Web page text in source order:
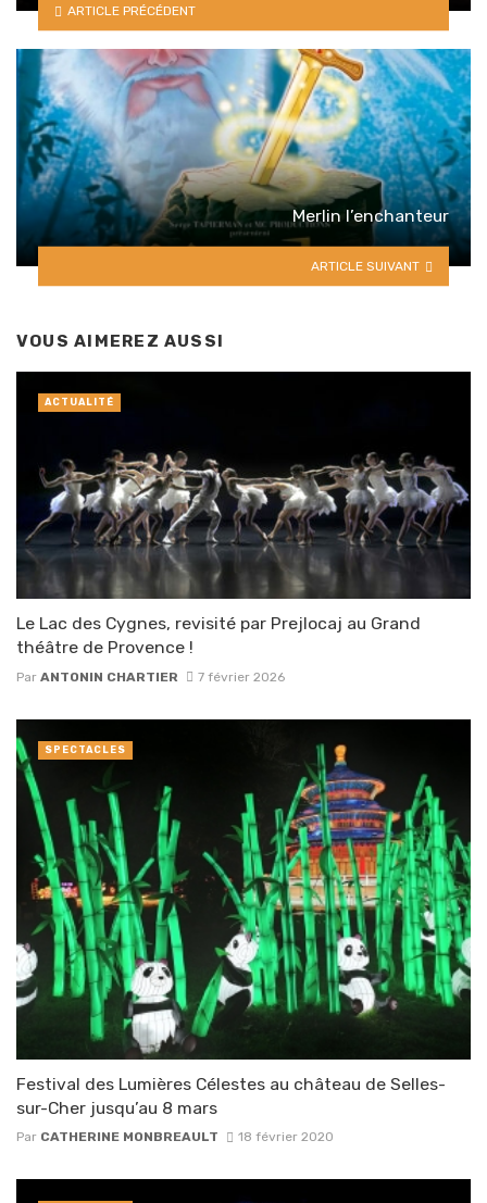
ARTICLE PRÉCÉDENT
Merlin l’enchanteur
ARTICLE SUIVANT
VOUS AIMEREZ AUSSI
Le Lac des Cygnes, revisité par Prejlocaj au Grand
théâtre de Provence !
Par ANTONIN CHARTIER 7 février 2026
ACTUALITÉ
Festival des Lumières Célestes au château de Selles-
sur-Cher jusqu’au 8 mars
Par CATHERINE MONBREAULT 18 février 2020
SPECTACLES